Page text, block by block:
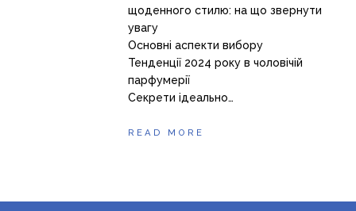
щоденного стилю: на що звернути
увагу
Основні аспекти вибору
Тенденції 2024 року в чоловічій
парфумерії
Секрети ідеально…
READ MORE